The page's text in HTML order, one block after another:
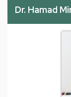
Dr. Hamad